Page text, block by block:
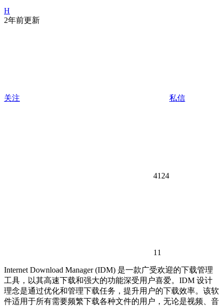
H
2年前更新
关注 私信
4124
11
Internet Download Manager (IDM) 是一款广受欢迎的下载管理
工具，以其高速下载和强大的功能深受用户喜爱。IDM 设计
理念是通过优化和管理下载任务，提升用户的下载效率。该软
件适用于所有需要频繁下载各种文件的用户，无论是视频、音